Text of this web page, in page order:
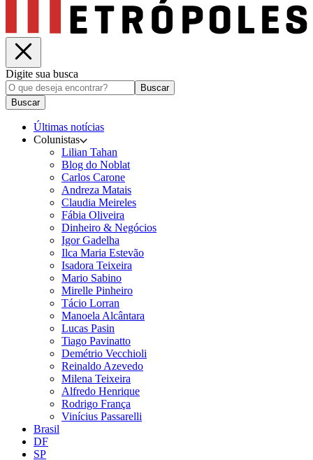
Digite sua busca
Buscar
Buscar
Últimas notícias
Colunistas
Lilian Tahan
Blog do Noblat
Carlos Carone
Andreza Matais
Claudia Meireles
Fábia Oliveira
Dinheiro & Negócios
Igor Gadelha
Ilca Maria Estevão
Isadora Teixeira
Mario Sabino
Mirelle Pinheiro
Tácio Lorran
Manoela Alcântara
Lucas Pasin
Tiago Pavinatto
Demétrio Vecchioli
Reinaldo Azevedo
Milena Teixeira
Alfredo Henrique
Rodrigo França
Vinícius Passarelli
Brasil
DF
SP